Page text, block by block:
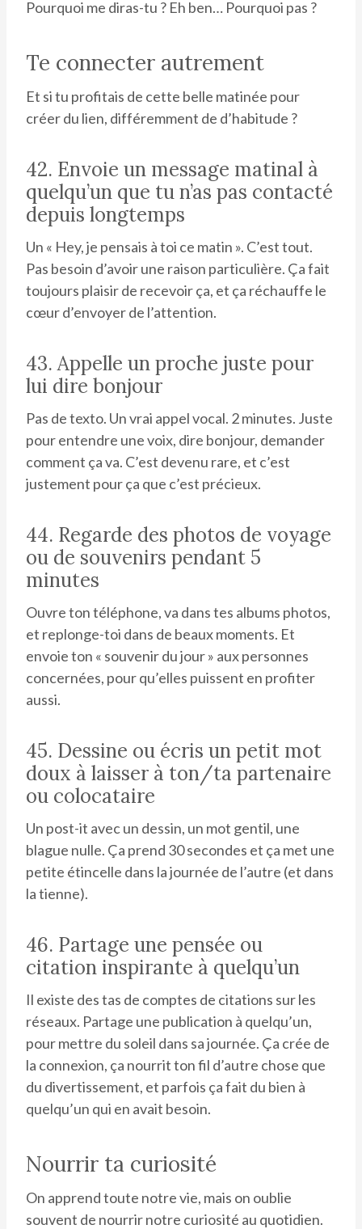
Pourquoi me diras-tu ? Eh ben… Pourquoi pas ?
Te connecter autrement
Et si tu profitais de cette belle matinée pour
créer du lien, différemment de d’habitude ?
42. Envoie un message matinal à
quelqu’un que tu n’as pas contacté
depuis longtemps
Un « Hey, je pensais à toi ce matin ». C’est tout.
Pas besoin d’avoir une raison particulière. Ça fait
toujours plaisir de recevoir ça, et ça réchauffe le
cœur d’envoyer de l’attention.
43. Appelle un proche juste pour
lui dire bonjour
Pas de texto. Un vrai appel vocal. 2 minutes. Juste
pour entendre une voix, dire bonjour, demander
comment ça va. C’est devenu rare, et c’est
justement pour ça que c’est précieux.
44. Regarde des photos de voyage
ou de souvenirs pendant 5
minutes
Ouvre ton téléphone, va dans tes albums photos,
et replonge-toi dans de beaux moments. Et
envoie ton « souvenir du jour » aux personnes
concernées, pour qu’elles puissent en profiter
aussi.
45. Dessine ou écris un petit mot
doux à laisser à ton/ta partenaire
ou colocataire
Un post-it avec un dessin, un mot gentil, une
blague nulle. Ça prend 30 secondes et ça met une
petite étincelle dans la journée de l’autre (et dans
la tienne).
46. Partage une pensée ou
citation inspirante à quelqu’un
Il existe des tas de comptes de citations sur les
réseaux. Partage une publication à quelqu’un,
pour mettre du soleil dans sa journée. Ça crée de
la connexion, ça nourrit ton fil d’autre chose que
du divertissement, et parfois ça fait du bien à
quelqu’un qui en avait besoin.
Nourrir ta curiosité
On apprend toute notre vie, mais on oublie
souvent de nourrir notre curiosité au quotidien.